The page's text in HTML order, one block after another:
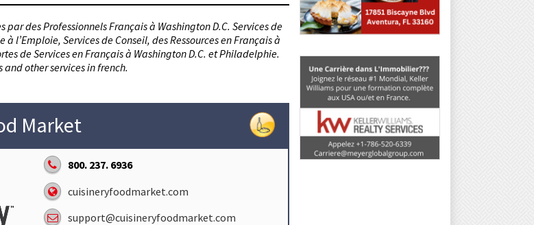
par des Professionnels Français à Washington D.C. Services de
à l’Emploie, Services de Conseil, des Ressources en Français à
de Services en Français à Washington D.C. et Philadelphie.
other services in french.
Market
800. 237. 6936
cuisineryfoodmarket.com
support@cuisineryfoodmarket.com